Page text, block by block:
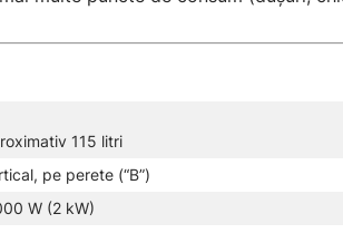
115 litri
pe perete (“B”)
W (2 kW)